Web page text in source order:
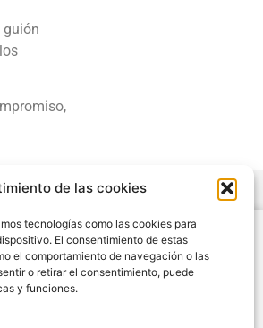
de las cookies
tecnologías como las cookies para
El consentimiento de estas
el comportamiento de navegación o las
o retirar el consentimiento, puede
y funciones.
guión
Legal
de Uso y Venta